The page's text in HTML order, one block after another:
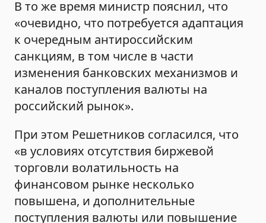
В то же время министр пояснил, что
«очевидно, что потребуется адаптация
к очередным антироссийским
санкциям, в том числе в части
изменения банковских механизмов и
каналов поступления валюты на
российский рынок».
При этом Решетников согласился, что
«в условиях отсутствия биржевой
торговли волатильность на
финансовом рынке несколько
повышена, и дополнительные
поступления валюты или повышение